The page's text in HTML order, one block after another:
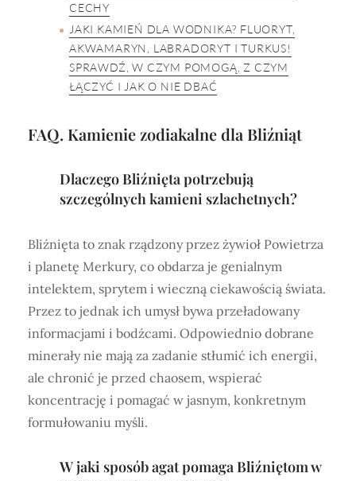
CECHY
JAKI KAMIEŃ DLA WODNIKA? FLUORYT,
AKWAMARYN, LABRADORYT I TURKUS!
SPRAWDŹ, W CZYM POMOGĄ, Z CZYM
ŁĄCZYĆ I JAK O NIE DBAĆ
FAQ. Kamienie zodiakalne dla Bliźniąt
Dlaczego Bliźnięta potrzebują
szczególnych kamieni szlachetnych?
Bliźnięta to znak rządzony przez żywioł Powietrza
i planetę Merkury, co obdarza je genialnym
intelektem, sprytem i wieczną ciekawością świata.
Przez to jednak ich umysł bywa przeładowany
informacjami i bodźcami. Odpowiednio dobrane
minerały nie mają za zadanie stłumić ich energii,
ale chronić je przed chaosem, wspierać
koncentrację i pomagać w jasnym, konkretnym
formułowaniu myśli.
W jaki sposób agat pomaga Bliźniętom w